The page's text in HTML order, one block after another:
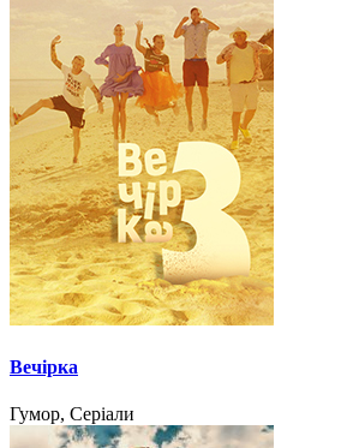
Вечірка
Гумор, Серіали